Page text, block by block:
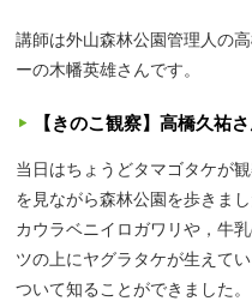
講師は外山森林公園管理人の
ーの木幡英雄さんです。
【きのこ観察】高橋久祐
当日はちょうどタマゴタケが
を見ながら森林公園を歩きま
カウラベニイロガワリや，牛
ツの上にヤグラタケが生えて
ついて知ることができました